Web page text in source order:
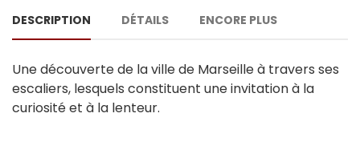
DESCRIPTION DÉTAILS ENCORE PLUS
Une découverte de la ville de Marseille à travers ses
escaliers, lesquels constituent une invitation à la
curiosité et à la lenteur.